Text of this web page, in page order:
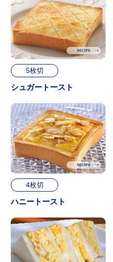
5枚切
シュガートースト
4枚切
ハニートースト